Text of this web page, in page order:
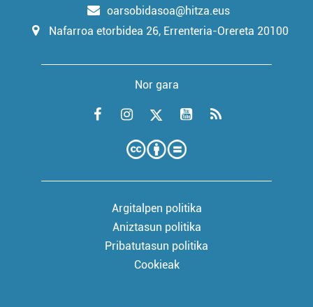
oarsobidasoa@hitza.eus
Nafarroa etorbidea 26, Errenteria-Orereta 20100
Nor gara
Argitalpen politika
Aniztasun politika
Pribatutasun politika
Cookieak